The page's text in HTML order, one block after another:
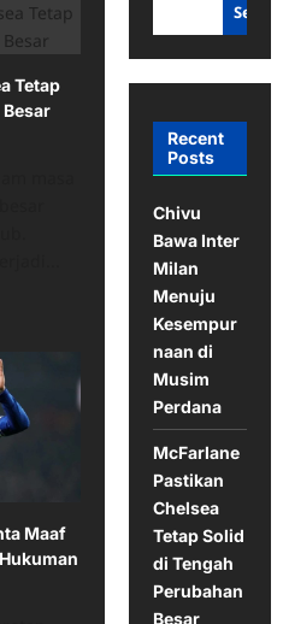
Tetap
Maaf
Recent
Posts
Chivu
Bawa Inter
Milan
Menuju
Kesempur
naan di
Musim
Perdana
McFarlane
Pastikan
Chelsea
Tetap Solid
di Tengah
Perubahan
Besar